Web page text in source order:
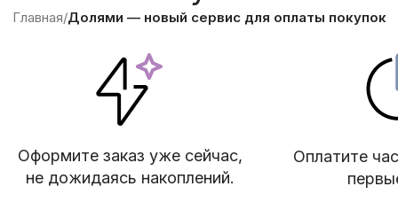
Главная/Долями — новый сервис для оплаты покупок
Оформите заказ уже сейчас,
не дожидаясь накоплений.
Оплатите